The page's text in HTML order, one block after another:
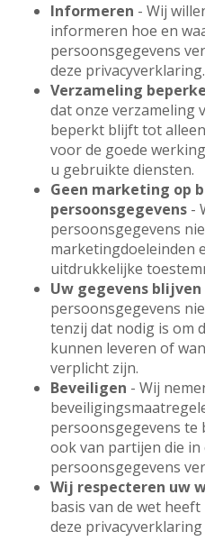
Informeren - Wij
informeren hoe en
persoonsgegevens
deze privacyverklaring.
Verzameling
dat onze verzameling
beperkt blijft tot
voor de goede
u gebruikte diensten.
Geen marketing op
persoonsgegevens -
persoonsgegevens
marketingdoeleinden
uitdrukkelijke
Uw gegevens
persoonsgegevens
tenzij dat nodig is om
kunnen leveren of
verplicht zijn.
Beveiligen - Wij
persoonsgegevens te
ook van partijen die
persoonsgegevens
Wij respecteren uw
basis van de wet
deze